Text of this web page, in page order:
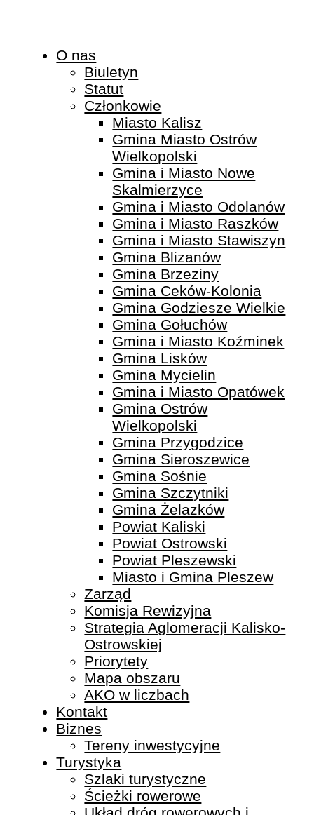
O nas
Biuletyn
Statut
Członkowie
Miasto Kalisz
Gmina Miasto Ostrów
Wielkopolski
Gmina i Miasto Nowe
Skalmierzyce
Gmina i Miasto Odolanów
Gmina i Miasto Raszków
Gmina i Miasto Stawiszyn
Gmina Blizanów
Gmina Brzeziny
Gmina Ceków-Kolonia
Gmina Godziesze Wielkie
Gmina Gołuchów
Gmina i Miasto Koźminek
Gmina Lisków
Gmina Mycielin
Gmina i Miasto Opatówek
Gmina Ostrów
Wielkopolski
Gmina Przygodzice
Gmina Sieroszewice
Gmina Sośnie
Gmina Szczytniki
Gmina Żelazków
Powiat Kaliski
Powiat Ostrowski
Powiat Pleszewski
Miasto i Gmina Pleszew
Zarząd
Komisja Rewizyjna
Strategia Aglomeracji Kalisko-
Ostrowskiej
Priorytety
Mapa obszaru
AKO w liczbach
Kontakt
Biznes
Tereny inwestycyjne
Turystyka
Szlaki turystyczne
Ścieżki rowerowe